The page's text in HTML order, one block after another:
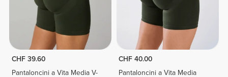
CHF 39.60
Pantaloncini a Vita Media V-
CHF 40.00
Pantaloncini a Vita Media